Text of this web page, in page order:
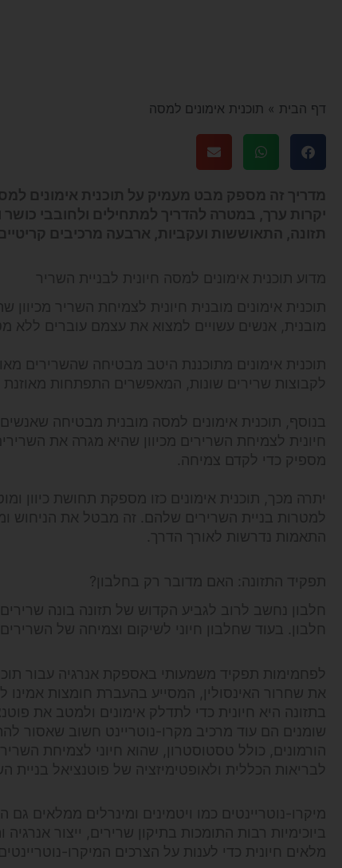
דף הבית » תוכנית אימונים למסה
מדריך זה מספק מבט מעמיק על תוכנית אימונים
יקרות ערך, במטרה להדריך למתחילים ולחובבי
תזונה, התאוששות ועקביות, ארבעה מרכיבים
מדוע תוכנית אימונים למסה חיונית לבניית השריר
תוכנית אימונים מובנית חיונית לצמיחת השריר
מובנית, אנשים עשויים למצוא את עצמם עוברים
תוכנית אימונים מתוכננת היטב מבטיחה שהשרירים
לקבוצות שרירים שונות, המאפשרים התפתחות מאוזנת
בנוסף, תוכנית אימונים למסה מובנית מבטיחה
חיונית לצמיחת השרירים מכיוון שהיא מגרה את
מספיק כדי לקדם צמיחה.
יתרה מכך, תוכנית אימונים כזו מספקת תחושת כיוון
למטרות בניית השרירים שלהם. זה מבטל את
התאמות נדרשות לאורך הדרך.
תפקיד התזונה: האם מדובר רק בחלבון?
חלבון נחשב לרוב לגביע הקדוש של תזונה בונה
חלבון. בעוד שחלבון חיוני לשיקום וצמיחה של
לפחמימות תפקיד משמעותי באספקת אנרגיה עבור
את שחרור האינסולין, המסייע בהעברת חומצות
בתזונה היא חיונית כדי לתדלק אימונים ולמטב את
שומנים הם עוד מרכיב מקרו-נוטריינט חשוב שאסור
הורמונים, כולל טסטוסטרון, שהוא חיוני לצמיחת
לבריאות הכללית ולאופטימיזציה של פוטנציאל בניית
מיקרו-נוטריינטים כמו ויטמינים ומינרלים ממלאים
ביוכימיות רבות התומכות בתיקון שרירים, ייצור
מלאים חיונית כדי לענות על הצרכים המיקרו-